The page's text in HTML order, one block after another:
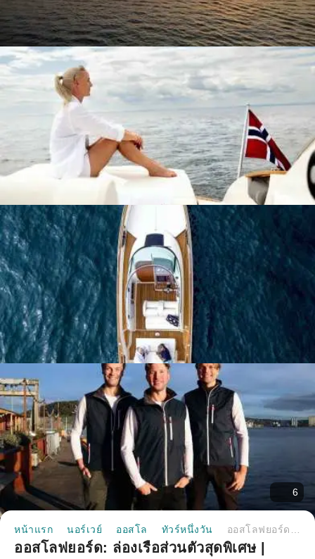
6
หน้าแรก นอร์เวย์ ออสโล ทัวร์หนึ่งวัน
ออสโลฟยอร์ด: ล่องเรือส่วนตัวสุดพิเศษ |